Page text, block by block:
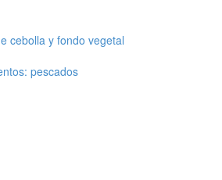
cebolla y fondo vegetal
pescados